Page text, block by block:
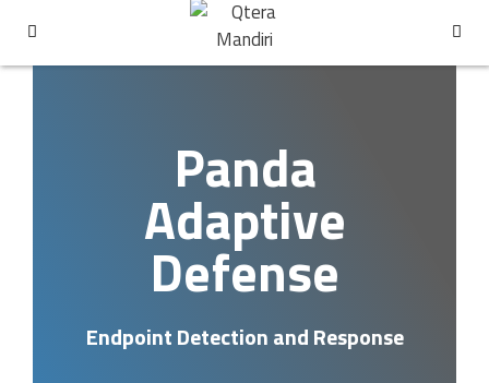
Panda
Adaptive
Defense
Endpoint Detection and Response